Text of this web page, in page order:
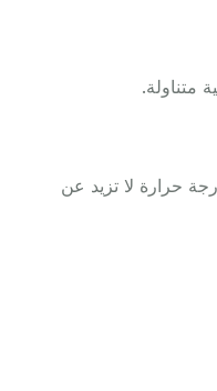
حرارة لا تزيد عن